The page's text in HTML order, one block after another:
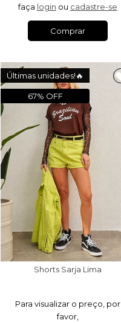
faça login ou cadastre-se
Comprar
Últimas unidades!🔥
67% OFF
Shorts Sarja Lima
Para visualizar o preço, por
favor,